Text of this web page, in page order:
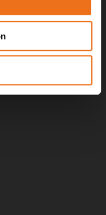
av ny maskin. Priserna